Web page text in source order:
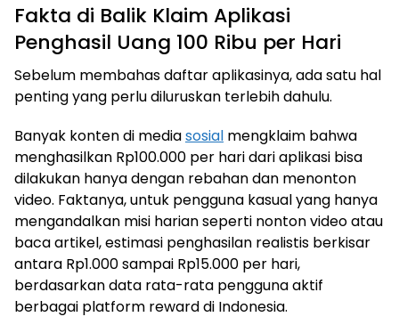
Fakta di Balik Klaim Aplikasi
Penghasil Uang 100 Ribu per Hari
Sebelum membahas daftar aplikasinya, ada satu hal
penting yang perlu diluruskan terlebih dahulu.
Banyak konten di mediasosial mengklaim bahwa
menghasilkan Rp100.000 per hari dari aplikasi bisa
dilakukan hanya dengan rebahan dan menonton
video. Faktanya, untuk pengguna kasual yang hanya
mengandalkan misi harian seperti nonton video atau
baca artikel, estimasi penghasilan realistis berkisar
antara Rp1.000 sampai Rp15.000 per hari,
berdasarkan data rata-rata pengguna aktif
berbagai platform reward di Indonesia.